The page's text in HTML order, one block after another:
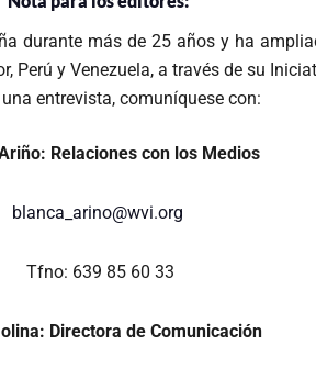
durante más de 25 años y ha
Perú y Venezuela, a través de su
entrevista, comuníquese con:
Relaciones con los Medios
blanca_arino@wvi.org
Tfno: 639 85 60 33
Directora de Comunicación